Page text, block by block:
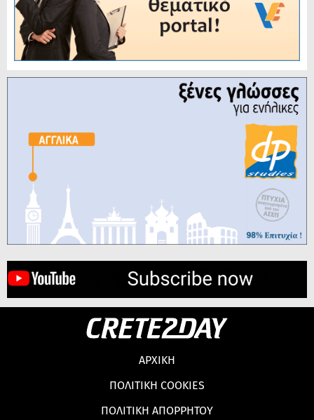
ΑΡΧΙΚΗ
ΠΟΛΙΤΙΚΗ COOKIES
ΠΟΛΙΤΙΚΗ ΑΠΟΡΡΗΤΟΥ